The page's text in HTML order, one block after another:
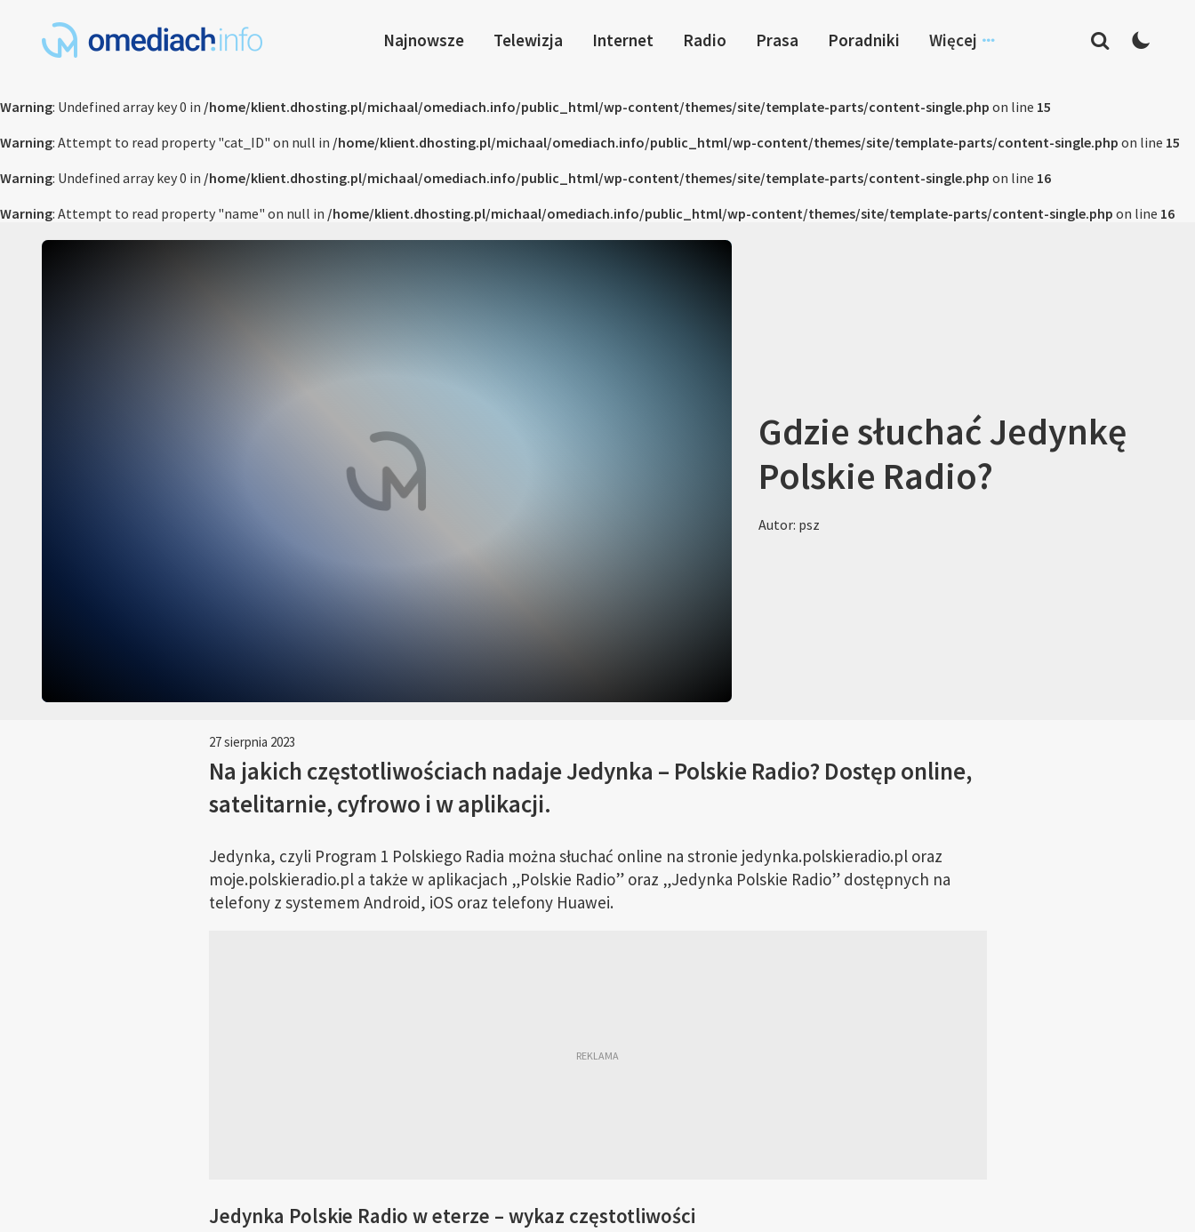
Najnowsze Telewizja Internet Radio Prasa Poradniki Więcej
Warning: Undefined array key 0 in /home/klient.dhosting.pl/michaal/omediach.info/public_html/wp-content/themes/site/template-parts/content-single.php on line 15
Warning: Attempt to read property "cat_ID" on null in /home/klient.dhosting.pl/michaal/omediach.info/public_html/wp-content/themes/site/template-parts/content-single.php on line 15
Warning: Undefined array key 0 in /home/klient.dhosting.pl/michaal/omediach.info/public_html/wp-content/themes/site/template-parts/content-single.php on line 16
Warning: Attempt to read property "name" on null in /home/klient.dhosting.pl/michaal/omediach.info/public_html/wp-content/themes/site/template-parts/content-single.php on line 16
Gdzie słuchać Jedynkę
Polskie Radio?
Autor: psz
27 sierpnia 2023
Na jakich częstotliwościach nadaje Jedynka – Polskie Radio? Dostęp online,
satelitarnie, cyfrowo i w aplikacji.
Jedynka, czyli Program 1 Polskiego Radia można słuchać online na stronie jedynka.polskieradio.pl oraz
moje.polskieradio.pl a także w aplikacjach „Polskie Radio” oraz „Jedynka Polskie Radio” dostępnych na
telefony z systemem Android, iOS oraz telefony Huawei.
Jedynka Polskie Radio w eterze – wykaz częstotliwości